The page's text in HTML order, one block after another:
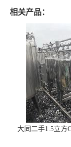
相关产品：
大同二手1.5立方